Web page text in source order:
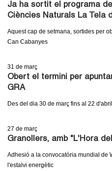
Ja ha sortit el programa
Ciències Naturals La Tela
Aquest cap de setmana, sortides per
Can Cabanyes
31 de març
Obert el termini per
GRA
Des del dia 30 de març fins al 22 d'abril
27 de març
Granollers, amb "L'Hora
Adhesió a la convocatòria mundial de
l'estalvi energètic